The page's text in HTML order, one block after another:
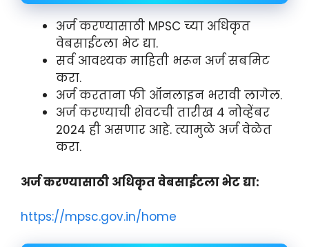
अर्ज करण्यासाठी MPSC च्या अधिकृत
वेबसाईटला भेट द्या.
सर्व आवश्यक माहिती भरून अर्ज सबमिट
करा.
अर्ज करताना फी ऑनलाइन भरावी लागेल.
अर्ज करण्याची शेवटची तारीख 4 नोव्हेंबर
2024 ही असणार आहे. त्यामुळे अर्ज वेळेत
करा.
अर्जकरण्यासाठी अधिकृतवेबसाईटलाभेटद्या:
https://mpsc.gov.in/home